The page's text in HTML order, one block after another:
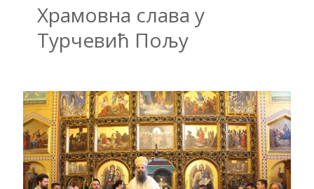
Храмовна слава у
Турчевић Пољу